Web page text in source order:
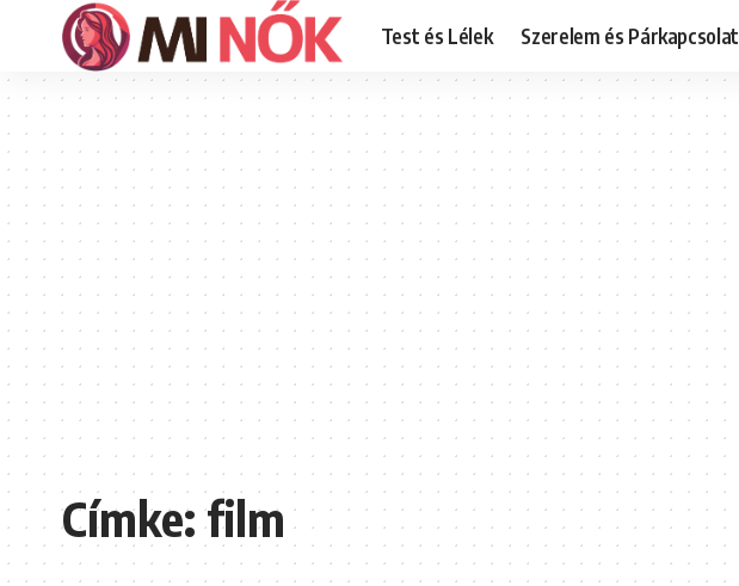
Test és Lélek Szerelem és Párkapcsolat
Címke:film